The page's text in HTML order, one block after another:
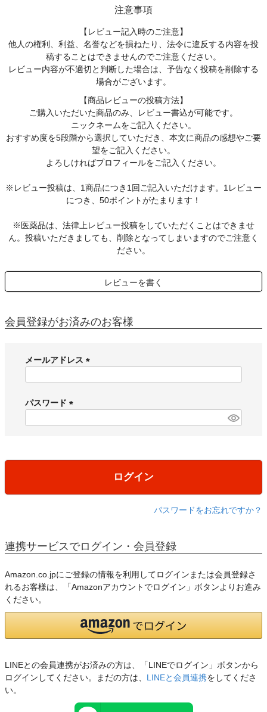
注意事項
【レビュー記入時のご注意】
他人の権利、利益、名誉などを損ねたり、法令に違反する内容を投
稿することはできませんのでご注意ください。
レビュー内容が不適切と判断した場合は、予告なく投稿を削除する
場合がございます。
【商品レビューの投稿方法】
ご購入いただいた商品のみ、レビュー書込が可能です。
ニックネームをご記入ください。
おすすめ度を5段階から選択していただき、本文に商品の感想やご要
望をご記入ください。
よろしければプロフィールをご記入ください。
※レビュー投稿は、1商品につき1回ご記入いただけます。1レビュー
につき、50ポイントがたまります！
※医薬品は、法律上レビュー投稿をしていただくことはできませ
ん。投稿いただきましても、削除となってしまいますのでご注意く
ださい。
レビューを書く
会員登録がお済みのお客様
メールアドレス
)
パスワード
ログイン
パスワードをお忘れですか？
連携サービスでログイン・会員登録
Amazon.co.jpにご登録の情報を利用してログインまたは会員登録さ
れるお客様は、「Amazonアカウントでログイン」ボタンよりお進み
ください。
LINEとの会員連携がお済みの方は、「LINEでログイン」ボタンから
ログインしてください。まだの方は、 LINEと会員連携をしてくださ
い。